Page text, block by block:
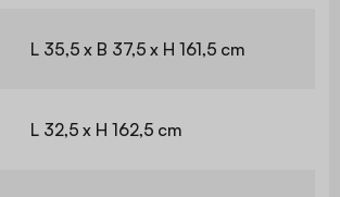
L 35,5 x B 37,5 x H 161,5 cm
L 32,5 x H 162,5 cm